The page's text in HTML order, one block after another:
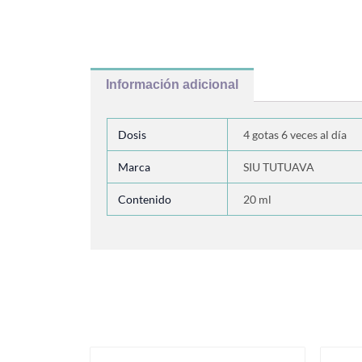
Información adicional
Dosis 4 gotas 6 veces al día
Marca SIU TUTUAVA
Contenido 20 ml